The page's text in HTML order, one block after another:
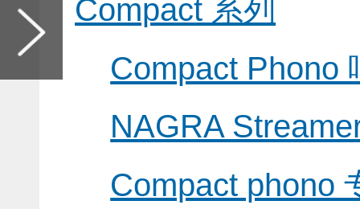
Compact 系列
Compact Phono
NAGRA
Compact phono